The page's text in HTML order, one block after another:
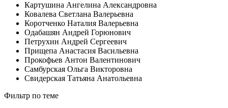
Картушина Ангелина Александровна
Ковалева Светлана Валерьевна
Коротченко Наталия Валерьевна
Одабашян Андрей Горюнович
Петрухин Андрей Сергеевич
Прищепа Анастасия Васильевна
Прокофьев Антон Валентинович
Самбурская Ольга Викторовна
Свидерская Татьяна Анатольевна
Фильтр по теме